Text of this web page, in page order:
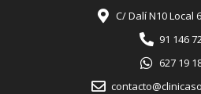
C/ Dalí N10 Local
91 146
627 19